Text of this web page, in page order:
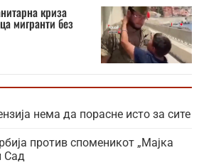
криза
мигранти без
нема да порасне исто за сите
против споменикот „Мајка
Сад